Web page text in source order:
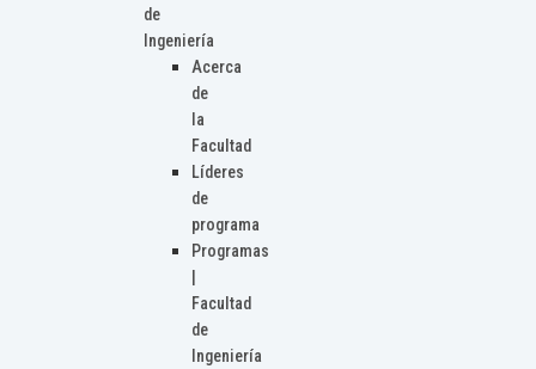
de
Ingeniería
Acerca
de
la
Facultad
Líderes
de
programa
Programas
Facultad
de
Ingeniería